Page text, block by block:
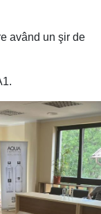
având un şir de